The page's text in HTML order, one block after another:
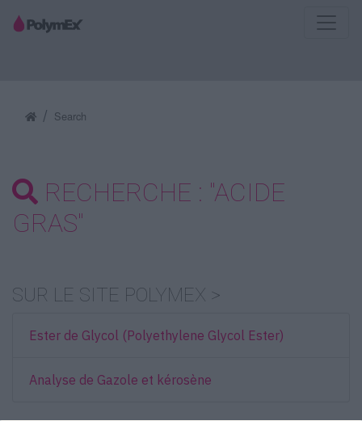
Search
RECHERCHE : "ACIDE
GRAS"
SUR LE SITE POLYMEX >
Ester de Glycol (Polyethylene Glycol Ester)
Analyse de Gazole et kérosène